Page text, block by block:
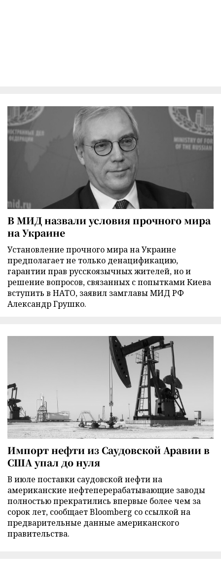
В МИД назвали условия прочного мира
на Украине
Установление прочного мира на Украине
предполагает не только денацификацию,
гарантии прав русскоязычных жителей, но и
решение вопросов, связанных с попытками Киева
вступить в НАТО, заявил замглавы МИД РФ
Александр Грушко.
Импорт нефти из Саудовской Аравии в
США упал до нуля
В июле поставки саудовской нефти на
американские нефтеперерабатывающие заводы
полностью прекратились впервые более чем за
сорок лет, сообщает Bloomberg со ссылкой на
предварительные данные американского
правительства.